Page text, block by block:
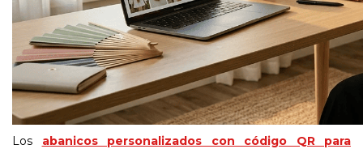
Los abanicos personalizados con código QR para